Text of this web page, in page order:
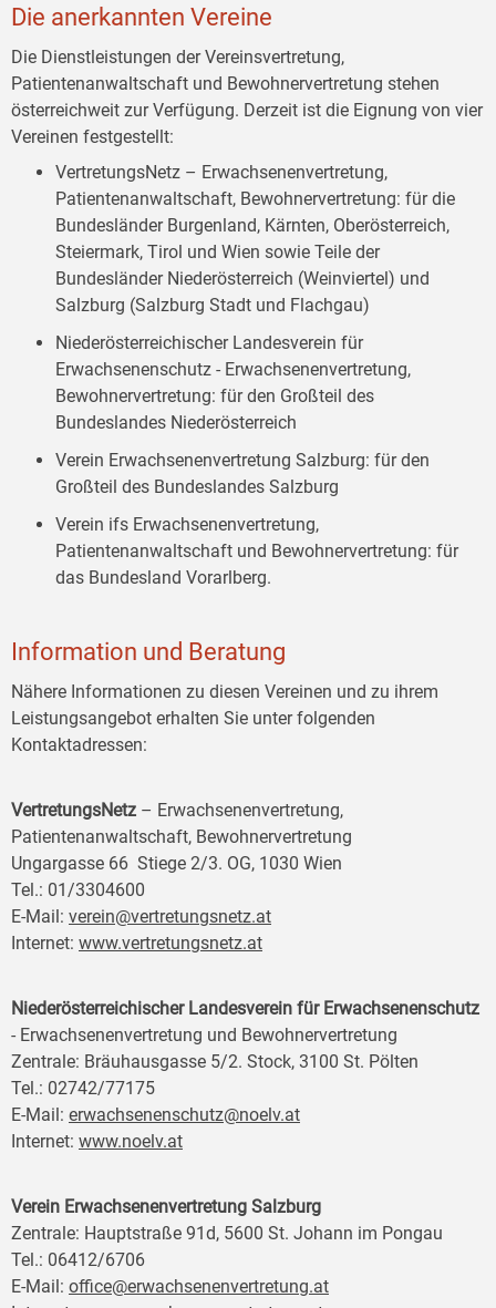
Die anerkannten Vereine
Die Dienstleistungen der Vereinsvertretung,
Patientenanwaltschaft und Bewohnervertretung stehen
österreichweit zur Verfügung. Derzeit ist die Eignung von vier
Vereinen festgestellt:
VertretungsNetz – Erwachsenenvertretung,
Patientenanwaltschaft, Bewohnervertretung: für die
Bundesländer Burgenland, Kärnten, Oberösterreich,
Steiermark, Tirol und Wien sowie Teile der
Bundesländer Niederösterreich (Weinviertel) und
Salzburg (Salzburg Stadt und Flachgau)
Niederösterreichischer Landesverein für
Erwachsenenschutz - Erwachsenenvertretung,
Bewohnervertretung: für den Großteil des
Bundeslandes Niederösterreich
Verein Erwachsenenvertretung Salzburg: für den
Großteil des Bundeslandes Salzburg
Verein ifs Erwachsenenvertretung,
Patientenanwaltschaft und Bewohnervertretung: für
das Bundesland Vorarlberg.
Information und Beratung
Nähere Informationen zu diesen Vereinen und zu ihrem
Leistungsangebot erhalten Sie unter folgenden
Kontaktadressen:
VertretungsNetz – Erwachsenenvertretung,
Patientenanwaltschaft, Bewohnervertretung
Ungargasse 66 Stiege 2/3. OG, 1030 Wien
Tel.: 01/3304600
E-Mail: verein@vertretungsnetz.at
Internet: www.vertretungsnetz.at
Niederösterreichischer Landesverein für Erwachsenenschutz
- Erwachsenenvertretung und Bewohnervertretung
Zentrale: Bräuhausgasse 5/2. Stock, 3100 St. Pölten
Tel.: 02742/77175
E-Mail: erwachsenenschutz@noelv.at
Internet: www.noelv.at
Verein Erwachsenenvertretung Salzburg
Zentrale: Hauptstraße 91d, 5600 St. Johann im Pongau
Tel.: 06412/6706
E-Mail: office@erwachsenenvertretung.at